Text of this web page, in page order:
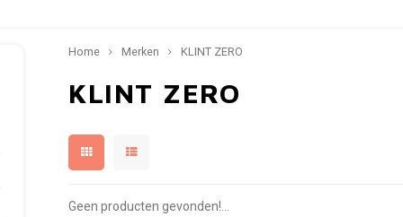
Home Merken KLINT ZERO
KLINT ZERO
Geen producten gevonden!...